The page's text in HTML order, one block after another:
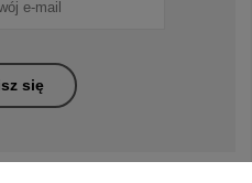
się